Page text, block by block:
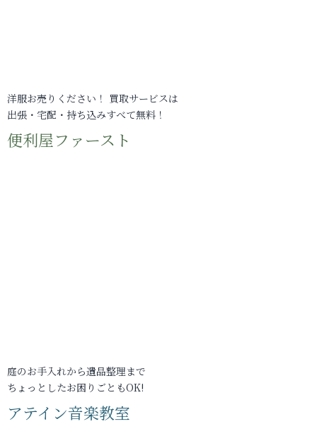
洋服お売りください！ 買取サービスは
出張・宅配・持ち込みすべて無料！
便利屋ファースト
庭のお手入れから遺品整理まで
ちょっとしたお困りごともOK!
アテイン音楽教室